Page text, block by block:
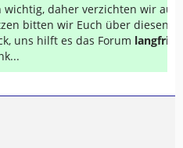
wichtig, daher verzichten wir auf
bitten wir Euch über diesen
uns hilft es das Forum